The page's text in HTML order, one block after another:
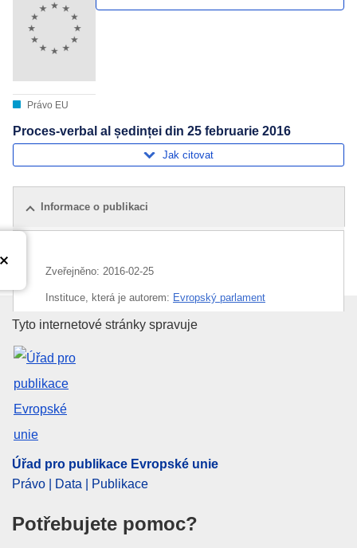
Právo EU
Proces-verbal al ședinței din 25 februarie 2016
Jak citovat
Informace o publikaci
Zveřejněno: 2016-02-25
Instituce, která je autorem: Evropský parlament
Téma: Evropský parlament , parlamentní rozprava
CELEX : C2017/140/02
OJ : JOC_2017_140_R_0002
Úřad pro publikace Evropské
Tyto internetové stránky spravuje
Úřad pro publikace Evropské unie
Právo | Data | Publikace
Potřebujete pomoc?